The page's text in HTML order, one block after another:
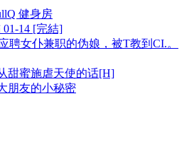
健身房
14 [完結]
聘女仆兼职的伪娘，被T教到CI.。
甜蜜施虐天使的话[H]
朋友的小秘密